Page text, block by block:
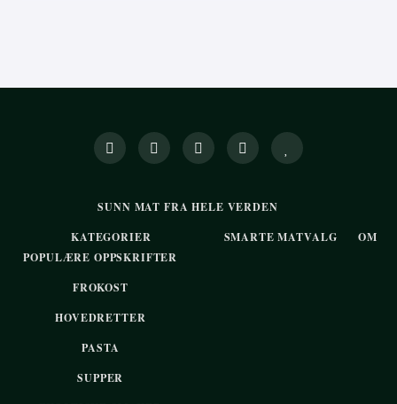
SUNN MAT FRA HELE VERDEN
KATEGORIER
POPULÆRE OPPSKRIFTER
FROKOST
HOVEDRETTER
PASTA
SUPPER
SMARTE MATVALG OM